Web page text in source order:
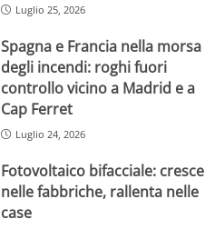
Luglio 25, 2026
Spagna e Francia nella morsa
degli incendi: roghi fuori
controllo vicino a Madrid e a
Cap Ferret
Luglio 24, 2026
Fotovoltaico bifacciale: cresce
nelle fabbriche, rallenta nelle
case